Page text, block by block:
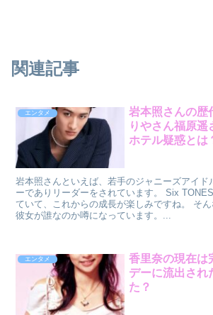
関連記事
エンタメ
岩本照さんの歴
りやさん福原遥
ホテル疑惑とは
岩本照さんといえば、若手のジャニーズアイド
ーでありリーダーをされています。 Six
ていて、これからの成長が楽しみですね。 そ
彼女が誰なのか噂になっています。...
エンタメ
香里奈の現在は
デーに流出され
た？